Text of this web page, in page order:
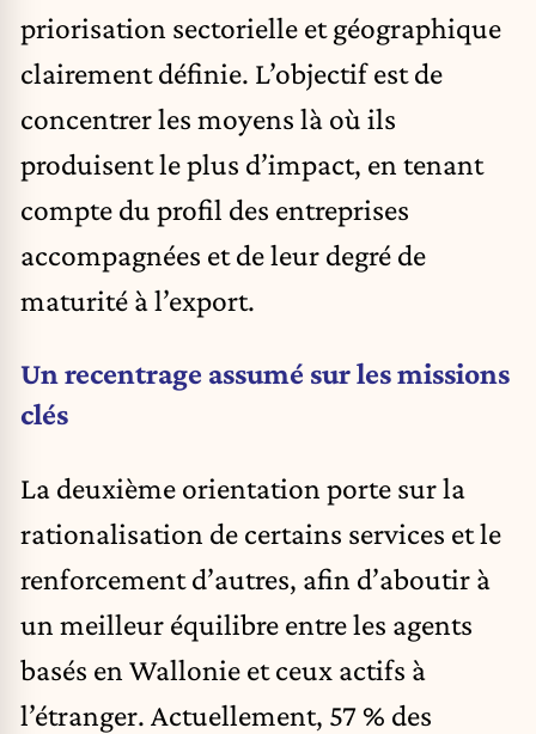
priorisation sectorielle et géographique
clairement définie. L’objectif est de
concentrer les moyens là où ils
produisent le plus d’impact, en tenant
compte du profil des entreprises
accompagnées et de leur degré de
maturité à l’export.
Un recentrage assumé sur les missions
clés
La deuxième orientation porte sur la
rationalisation de certains services et le
renforcement d’autres, afin d’aboutir à
un meilleur équilibre entre les agents
basés en Wallonie et ceux actifs à
l’étranger. Actuellement, 57 % des